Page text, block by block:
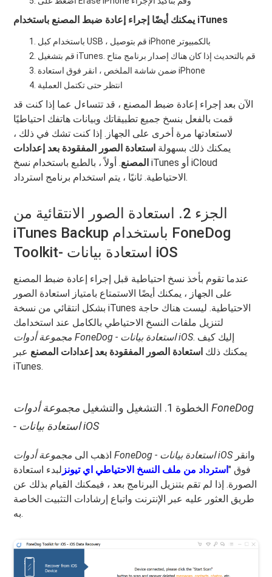
يمكنك أيضًا إجراء إعادة ضبط المصنع باستخدام iTunes
باستخدام كبل USB ، قم بتوصيل iPhone بالكمبيوتر
قم بتشغيل iTunes. قم بالتحديث إذا كان هناك إصدار برنامج متاح
ضمن شاشة الملخص ، انقر فوق استعادة iPhone
انتظر حتى تكتمل العملية
الآن بعد إجراء إعادة ضبط المصنع ، قد تتساءل عما إذا كنت قد
قمت بالفعل بنسخ جميع تطبيقاتك وبيانات هاتفك احتياطيًا
لاستعادتها مرة أخرى على الجهاز. إذا كنت تشك في ذلك ،
يمكنك ذلك بسهولة استعادة الصور المفقودة بعد إعدادات
المصنع. أولاً ، بالطبع باستخدام نسخ iTunes أو iCloud
الاحتياطية. ثانيًا ، يتم استخدام برنامج استرداد.
الجزء 2. استعادة الصور الانتقائية من
iTunes Backup باستخدام FoneDog
Toolkit- استعادة بيانات iOS
عندما تقوم بأخذ نسخ احتياطية قبل إجراء إعادة ضبط المصنع
على الجهاز ، يمكنك أيضًا الاستمتاع بامتياز استعادة الصور
بشكل انتقائي من نسخة iTunes الاحتياطية. ليست هناك حاجة
لتنزيل ملفات النسخ الاحتياطي بالكامل عند استخدامك
مجموعة أدوات FoneDog - استعادة بيانات iOS. إليك كيف
يمكنك ذلك استعادة الصور المفقودة بعد إعدادات المصنع عبر
iTunes.
الخطوة 1. التشغيل والتشغيل
مجموعة أدوات FoneDog
- استعادة بيانات iOS
اذهب الى مجموعة أدوات FoneDog - استعادة بيانات iOSوانقر
فوق "استرداد من ملف النسخ الاحتياطي اي تيونز لبدء استعادة
الصورة. إذا لم تقم بتنزيل البرنامج بعد ، فيمكنك القيام بذلك عن
طريق العثور عليه عبر الإنترنت واتباع إرشادات التثبيت الخاصة
به.